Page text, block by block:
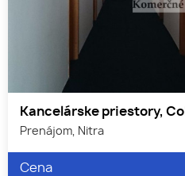
Kancelárske priestory,
Prenájom, Nitra
Cena